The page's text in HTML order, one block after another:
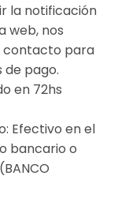
la notificación
web, nos
contacto para
pago.
en 72hs
Efectivo en el
bancario o